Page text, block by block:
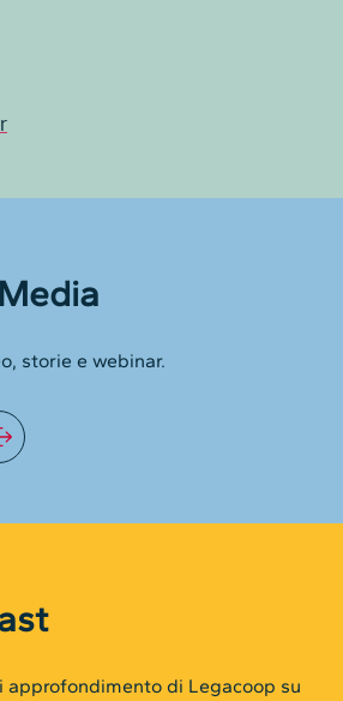
storie e webinar.
approfondimento di Legacoop su